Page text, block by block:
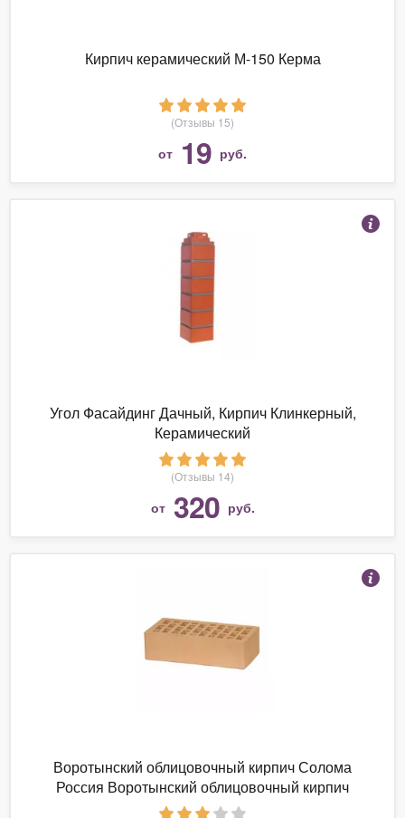
Кирпич керамический М-150 Керма
(Отзывы 15)
от 19 руб.
Угол Фасайдинг Дачный, Кирпич Клинкерный,
Керамический
(Отзывы 14)
от 320 руб.
Воротынский облицовочный кирпич Солома
Россия Воротынский облицовочный кирпич
Солома